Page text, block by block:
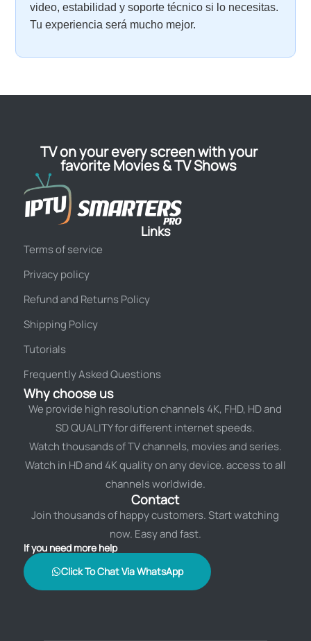
video, estabilidad y soporte técnico si lo necesitas.
Tu experiencia será mucho mejor.
TV on your every screen with your
favorite Movies & TV Shows
Links
Terms of service
Privacy policy
Refund and Returns Policy
Shipping Policy
Tutorials
Frequently Asked Questions
Why choose us
We provide high resolution channels 4K, FHD, HD and
SD QUALITY for different internet speeds.
Watch thousands of TV channels, movies and series.
Watch in HD and 4K quality on any device. access to all
channels worldwide.
Contact
Join thousands of happy customers. Start watching
now. Easy and fast.
If you need more help
Click To Chat Via WhatsApp